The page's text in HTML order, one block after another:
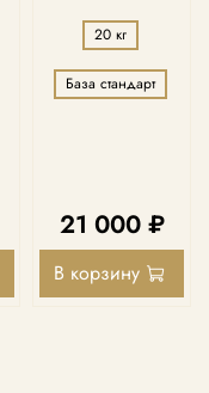
20 кг
База стандарт
21 000 ₽
В корзину